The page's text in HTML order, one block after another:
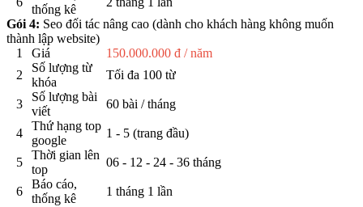
thống kê
Gói 4: Seo đối tác nâng cao (dành cho khách hàng không muốn
thành lập website)
1
Giá
150.000.000 đ / năm
2
Số lượng từ
khóa
Tối đa 100 từ
3
Số lượng bài
viết
60 bài / tháng
4
Thứ hạng top
google
1 - 5 (trang đầu)
5
Thời gian lên
top
06 - 12 - 24 - 36 tháng
6
Báo cáo,
thống kê
1 tháng 1 lần